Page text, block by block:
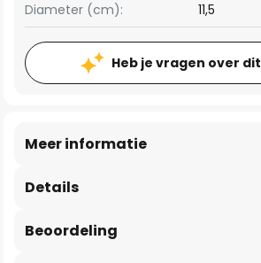
Diameter (cm):
11,5
Heb je vragen over
Details
Meer informatie
Beoordeling